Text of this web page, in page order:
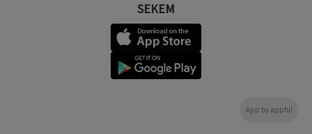
SEKEM
App by appful